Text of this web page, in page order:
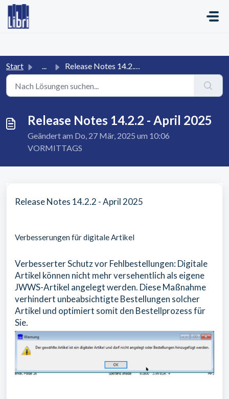
Zum hauptsächlichen Inhalt gehen
Start ... Release Notes 14.2.2 - April 2025
Release Notes 14.2.2 - April 2025
Geändert am Do, 27 Mär, 2025 um 10:06
VORMITTAGS
Release Notes 14.2.2 - April 2025
Verbesserungen für digitale Artikel
Verbesserter Schutz vor Fehlbestellungen: Digitale
Artikel können nicht mehr versehentlich als eigene
JWWS-Artikel angelegt werden. Diese Maßnahme
verhindert unbeabsichtigte Bestellungen solcher
Artikel und optimiert somit den Bestellprozess für
Sie.